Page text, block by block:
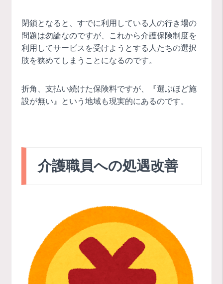
閉鎖となると、すでに利用している人の行き場の
問題は勿論なのですが、これから介護保険制度を
利用してサービスを受けようとする人たちの選択
肢を狭めてしまうことになるのです。
折角、支払い続けた保険料ですが、『選ぶほど施
設が無い』という地域も現実的にあるのです。
介護職員への処遇改善